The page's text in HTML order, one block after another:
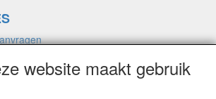
website maakt gebruik